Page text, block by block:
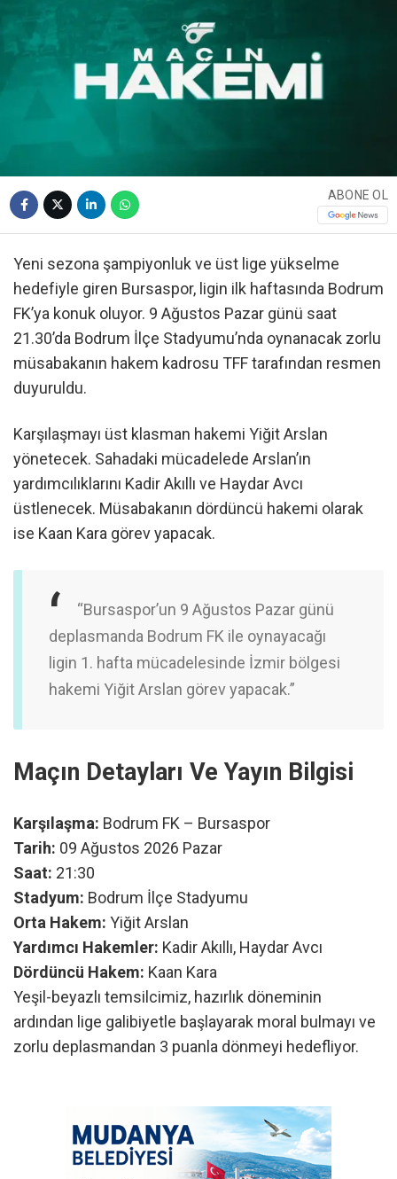
ABONE OL
Yeni sezona şampiyonluk ve üst lige yükselme
hedefiyle giren Bursaspor, ligin ilk haftasında Bodrum
FK’ya konuk oluyor. 9 Ağustos Pazar günü saat
21.30’da Bodrum İlçe Stadyumu’nda oynanacak zorlu
müsabakanın hakem kadrosu TFF tarafından resmen
duyuruldu.
Karşılaşmayı üst klasman hakemi Yiğit Arslan
yönetecek. Sahadaki mücadelede Arslan’ın
yardımcılıklarını Kadir Akıllı ve Haydar Avcı
üstlenecek. Müsabakanın dördüncü hakemi olarak
ise Kaan Kara görev yapacak.
“Bursaspor’un 9 Ağustos Pazar günü
deplasmanda Bodrum FK ile oynayacağı
ligin 1. hafta mücadelesinde İzmir bölgesi
hakemi Yiğit Arslan görev yapacak.”
Maçın Detayları Ve Yayın Bilgisi
Karşılaşma: Bodrum FK – Bursaspor
Tarih: 09 Ağustos 2026 Pazar
Saat: 21:30
Stadyum: Bodrum İlçe Stadyumu
Orta Hakem: Yiğit Arslan
Yardımcı Hakemler: Kadir Akıllı, Haydar Avcı
Dördüncü Hakem: Kaan Kara
Yeşil-beyazlı temsilcimiz, hazırlık döneminin
ardından lige galibiyetle başlayarak moral bulmayı ve
zorlu deplasmandan 3 puanla dönmeyi hedefliyor.